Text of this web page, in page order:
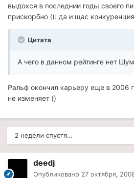
выдохся в последнии годы своего
прискорбно ((: да и щас
Цитата
А чего в данном рейтинге нет
Ральф окончил карьеру еще в 2006
не изменяет ))
2 недели спустя...
deedj
Опубликовано 27 октября,